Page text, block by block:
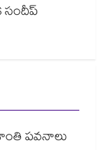
సందీప్
పవనాలు